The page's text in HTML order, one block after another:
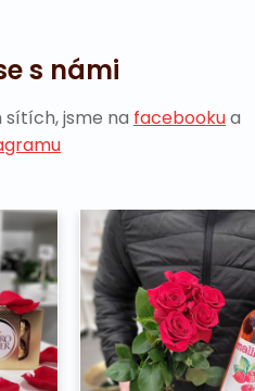
s námi
sítích, jsme na facebookua